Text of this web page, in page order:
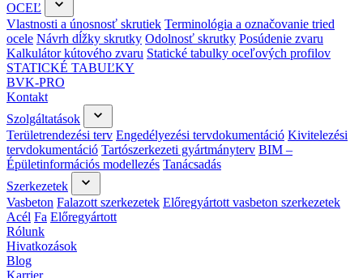
OCEĽ
Vlastnosti a únosnosť skrutiek Terminológia a označovanie tried
ocele Návrh dĺžky skrutky Odolnosť skrutky Posúdenie zvaru
Kalkulátor kútového zvaru Statické tabulky oceľových profilov
STATICKÉ TABUĽKY
BVK-PRO
Kontakt
Szolgáltatások
Területrendezési terv Engedélyezési tervdokumentáció Kivitelezési
tervdokumentáció Tartószerkezeti gyártmányterv BIM –
Épületinformációs modellezés Tanácsadás
Szerkezetek
Vasbeton Falazott szerkezetek Előregyártott vasbeton szerkezetek
Acél Fa Előregyártott
Rólunk
Hivatkozások
Blog
Karrier